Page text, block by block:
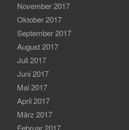
November 2017
Oktober 2017
September 2017
August 2017
Juli 2017
Juni 2017
Mai 2017
April 2017
März 2017
Februar 2017